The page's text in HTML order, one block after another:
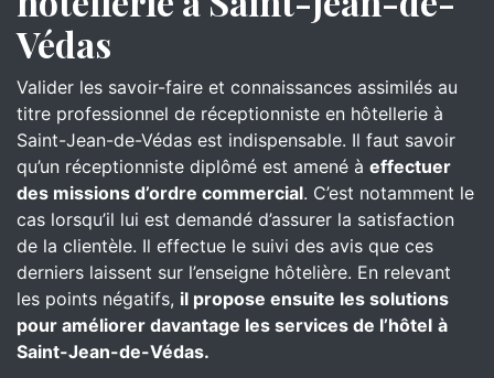
Védas
Valider les savoir-faire et connaissances assimilés au
titre professionnel de réceptionniste en hôtellerie à
Saint-Jean-de-Védas est indispensable. Il faut savoir
qu’un réceptionniste diplômé est amené à effectuer
des missions d’ordre commercial. C’est notamment le
cas lorsqu’il lui est demandé d’assurer la satisfaction
de la clientèle. Il effectue le suivi des avis que ces
derniers laissent sur l’enseigne hôtelière. En relevant
les points négatifs, il propose ensuite les solutions
pour améliorer davantage les services de l’hôtel à
Saint-Jean-de-Védas.